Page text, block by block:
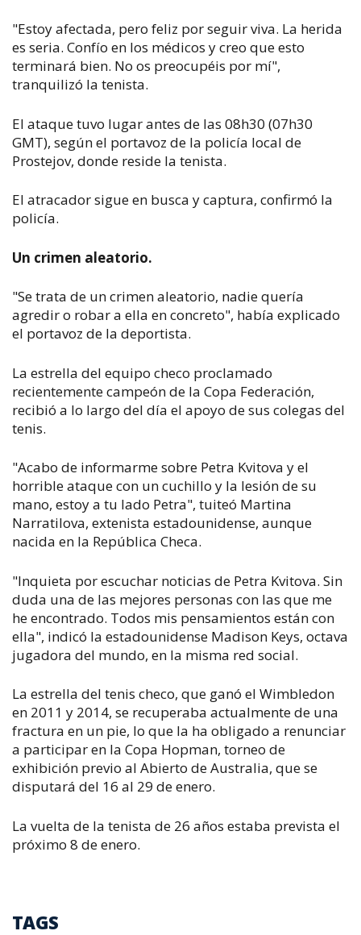
"Estoy afectada, pero feliz por seguir viva. La herida
es seria. Confío en los médicos y creo que esto
terminará bien. No os preocupéis por mí",
tranquilizó la tenista.
El ataque tuvo lugar antes de las 08h30 (07h30
GMT), según el portavoz de la policía local de
Prostejov, donde reside la tenista.
El atracador sigue en busca y captura, confirmó la
policía.
Un crimen aleatorio.
"Se trata de un crimen aleatorio, nadie quería
agredir o robar a ella en concreto", había explicado
el portavoz de la deportista.
La estrella del equipo checo proclamado
recientemente campeón de la Copa Federación,
recibió a lo largo del día el apoyo de sus colegas del
tenis.
"Acabo de informarme sobre Petra Kvitova y el
horrible ataque con un cuchillo y la lesión de su
mano, estoy a tu lado Petra", tuiteó Martina
Narratilova, extenista estadounidense, aunque
nacida en la República Checa.
"Inquieta por escuchar noticias de Petra Kvitova. Sin
duda una de las mejores personas con las que me
he encontrado. Todos mis pensamientos están con
ella", indicó la estadounidense Madison Keys, octava
jugadora del mundo, en la misma red social.
La estrella del tenis checo, que ganó el Wimbledon
en 2011 y 2014, se recuperaba actualmente de una
fractura en un pie, lo que la ha obligado a renunciar
a participar en la Copa Hopman, torneo de
exhibición previo al Abierto de Australia, que se
disputará del 16 al 29 de enero.
La vuelta de la tenista de 26 años estaba prevista el
próximo 8 de enero.
TAGS